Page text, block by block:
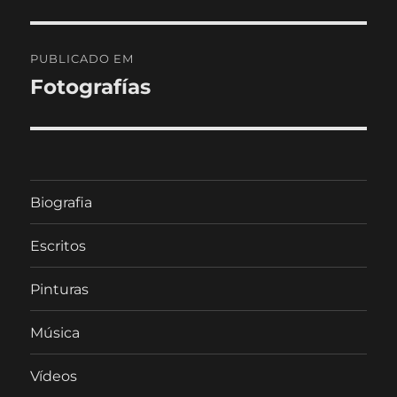
de
PUBLICADO EM
Fotografías
Biografia
Escritos
Pinturas
Música
Vídeos